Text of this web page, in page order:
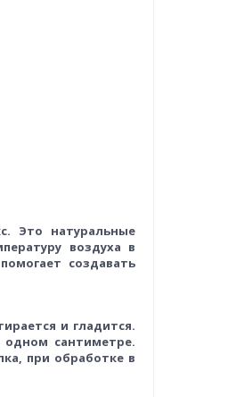
Это натуральные
воздуха в
помогает создавать
и гладится.
сантиметре.
при обработке в